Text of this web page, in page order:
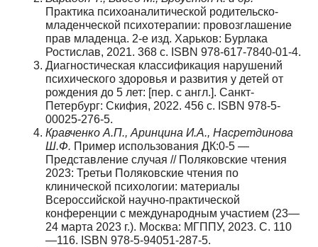
Практика психоаналитической родительско-
младенческой психотерапии: провозглашение
прав младенца. 2-е изд. Харьков: Бурлака
Ростислав, 2021. 368 с. ISBN 978-617-7840-01-4.
Диагностическая классификация нарушений
психического здоровья и развития у детей от
рождения до 5 лет: [пер. с англ.]. Санкт-
Петербург: Скифия, 2022. 456 с. ISBN 978-5-
00025-276-5.
Кравченко А.П., Аринцина И.А., Насретдинова
Ш.Ф. Пример использования ДК:0-5 —
Представление случая // Поляковские чтения
2023: Третьи Поляковские чтения по
клинической психологии: материалы
Всероссийской научно-практической
конференции с международным участием (23—
24 марта 2023 г.). Mосква: МГППУ, 2023. С. 110
—116. ISBN 978-5-94051-287-5.